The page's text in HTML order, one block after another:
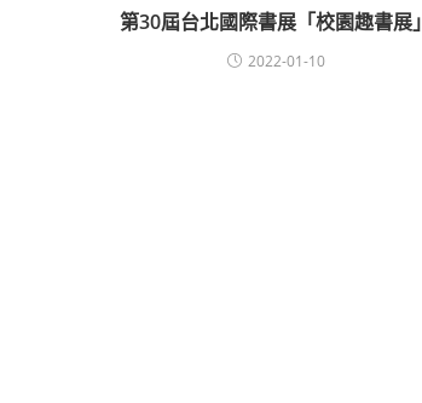
第30屆台北國際書展「校園趣書展」
2022-01-10